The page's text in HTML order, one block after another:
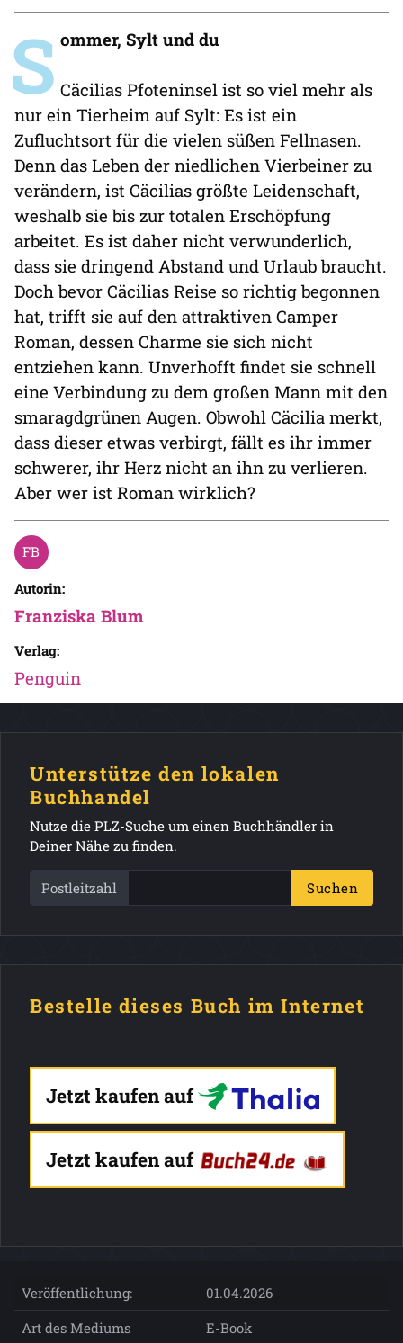
S ommer, Sylt und du
Cäcilias Pfoteninsel ist so viel mehr als
nur ein Tierheim auf Sylt: Es ist ein
Zufluchtsort für die vielen süßen Fellnasen.
Denn das Leben der niedlichen Vierbeiner zu
verändern, ist Cäcilias größte Leidenschaft,
weshalb sie bis zur totalen Erschöpfung
arbeitet. Es ist daher nicht verwunderlich,
dass sie dringend Abstand und Urlaub braucht.
Doch bevor Cäcilias Reise so richtig begonnen
hat, trifft sie auf den attraktiven Camper
Roman, dessen Charme sie sich nicht
entziehen kann. Unverhofft findet sie schnell
eine Verbindung zu dem großen Mann mit den
smaragdgrünen Augen. Obwohl Cäcilia merkt,
dass dieser etwas verbirgt, fällt es ihr immer
schwerer, ihr Herz nicht an ihn zu verlieren.
Aber wer ist Roman wirklich?
Autorin:
Franziska Blum
Verlag:
Penguin
Unterstütze den lokalen
Buchhandel
Nutze die PLZ-Suche um einen Buchhändler in
Deiner Nähe zu finden.
Postleitzahl Suchen
Bestelle dieses Buch im Internet
Jetzt kaufen auf
Jetzt kaufen auf
Veröffentlichung:
01.04.2026
Art des Mediums
E-Book